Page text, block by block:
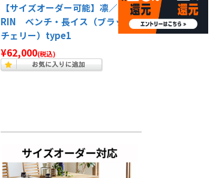
【サイズオーダー可能】凛／
RIN ベンチ・長イス（ブラック
チェリー）type1
¥62,000(税込)